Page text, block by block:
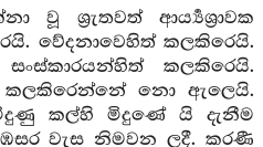
වූ ශ්‍රැතවත් ආර්‍ය්‍යශ්‍රාවක
වේදනාවෙහිත් කලකිරෙයි.
කලකිරෙයි.
කලකිරෙන්නේ නො ඇලෙයි.
කල්හි මිදුණේ යි දැනීම
වැස නිමවන ලදී. කරණී